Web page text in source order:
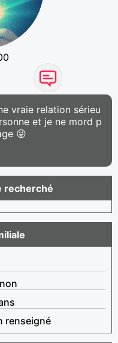
vraie relation sérieu
et je ne mord p
😜
recherché
renseigné